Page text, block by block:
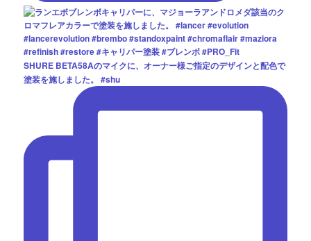
SHURE BETA58Aのマイクに、オーナー様ご指定のデザインと配色で
塗装を施しました。 #shu